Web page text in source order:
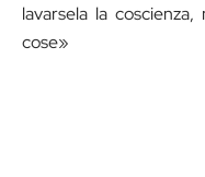
lavarsela la
cose»